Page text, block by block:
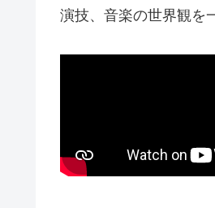
演技、音楽の世界観を